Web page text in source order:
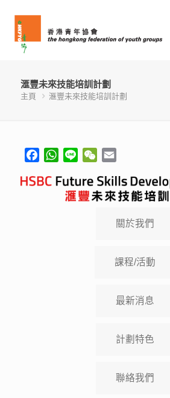
滙豐未來技能培訓計劃
主頁 滙豐未來技能培訓計劃
FacebookWhatsApp
Line WeChat
關於我們
課程/活動
最新消息
計劃特色
聯絡我們